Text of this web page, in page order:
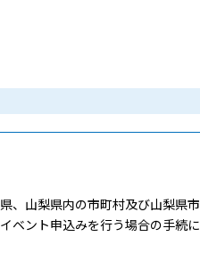
、山梨県内の市町村及び山梨県市
ベント申込みを行う場合の手続に